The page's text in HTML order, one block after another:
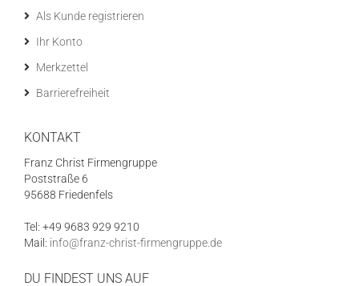
Als Kunde registrieren
Ihr Konto
Merkzettel
Barrierefreiheit
KONTAKT
Franz Christ Firmengruppe
Poststraße 6
95688 Friedenfels
Tel: +49 9683 929 9210
Mail: info@franz-christ-firmengruppe.de
DU FINDEST UNS AUF